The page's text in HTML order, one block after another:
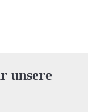
unsere